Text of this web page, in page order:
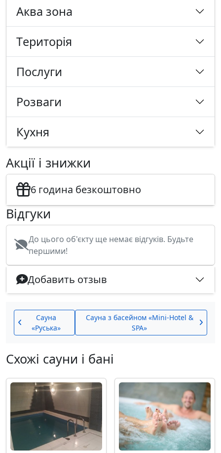
Аква зона
Tериторія
Послуги
Розваги
Кухня
Акції і знижки
6 година безкоштовно
Відгуки
До цього об'єкту ще немає відгуків. Будьте
першими!
Добавить отзыв
Сауна
«Руська»
Сауна з басейном «Mini-Hotel &
SPA»
Схожі сауни і бані